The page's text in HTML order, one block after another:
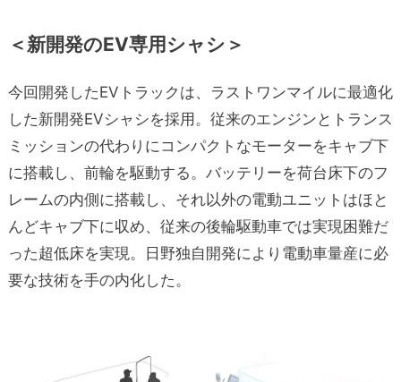
＜新開発のEV専用シャシ＞
今回開発したEVトラックは、ラストワンマイルに最適化
した新開発EVシャシを採用。従来のエンジンとトランス
ミッションの代わりにコンパクトなモーターをキャブ下
に搭載し、前輪を駆動する。バッテリーを荷台床下のフ
レームの内側に搭載し、それ以外の電動ユニットはほと
んどキャブ下に収め、従来の後輪駆動車では実現困難だ
った超低床を実現。日野独自開発により電動車量産に必
要な技術を手の内化した。